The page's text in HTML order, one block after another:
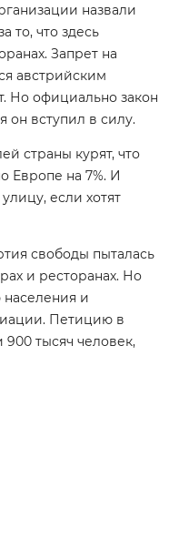
назвали
то, что здесь
Запрет на
австрийским
Но официально закон
он вступил в силу.
страны курят, что
Европе на 7%. И
если хотят
свободы пыталась
и ресторанах. Но
и
Петицию в
900 тысяч человек,